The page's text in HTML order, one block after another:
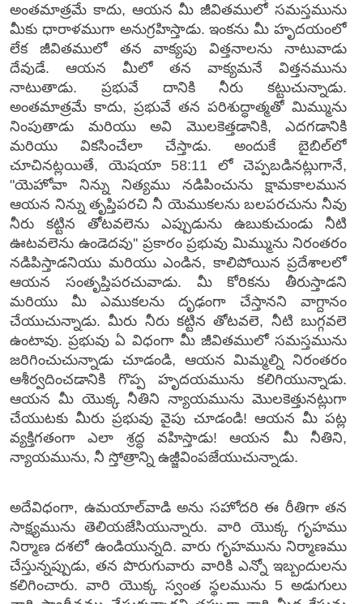
అంతమాత్రమే కాదు, ఆయన మీ జీవితములో సమస్తమును
మీకు ధారాళముగా అనుగ్రహిస్తాడు. ఇంకను మీ హృదయంలో
లేక జీవితములో తన వాక్యపు విత్తనాలను నాటువాడు
దేవుడే. ఆయన మీలో తన వాక్యమనే విత్తనమును
నాటుతాడు. ప్రభువే దానికి నీరు కట్టుచున్నాడు.
అంతమాత్రమే కాదు, ప్రభువే తన పరిశుద్ధాత్మతో మిమ్మును
నింపుతాడు మరియు అవి మొలకెత్తడానికి, ఎదగడానికి
మరియు వికసించేలా చేస్తాడు. అందుకే బైబిల్‌లో
చూచినట్లయితే, యెషయా 58:11 లో చెప్పబడినట్లుగానే,
"యెహోవా నిన్ను నిత్యము నడిపించును క్షామకాలమున
ఆయన నిన్ను తృప్తిపరచి నీ యెముకలను బలపరచును నీవు
నీరు కట్టిన తోటవలెను ఎప్పుడును ఉబుకుచుండు నీటి
ఊటవలెను ఉండెదవు'' ప్రకారం ప్రభువు మిమ్మును నిరంతరం
నడిపిస్తాడనియు మరియు ఎండిన, కాలిపోయిన ప్రదేశాలలో
ఆయన సంతృప్తిపరచువాడు. మీ కోరికను తీరుస్తాడని
మరియు మీ ఎముకలను దృఢంగా చేస్తానని వాగ్దానం
చేయుచున్నాడు. మీరు నీరు కట్టిన తోటవలె, నీటి బుగ్గవలె
ఉంటావు. ప్రభువు ఏ విధంగా మీ జీవితములో సమస్తమును
జరిగించుచున్నాడు చూడండి, ఆయన మిమ్మల్ని నిరంతరం
ఆశీర్వదించడానికి గొప్ప హృదయమును కలిగియున్నాడు.
ఆయన మీ యొక్క నీతిని న్యాయమును మొలకెత్తునట్లుగా
చేయుటకు మీరు ప్రభువు వైపు చూడండి! ఆయన మీ పట్ల
వ్యక్తిగతంగా ఎలా శ్రద్ధ వహిస్తాడు! ఆయన మీ నీతిని,
న్యాయమును, నీ స్తోత్రాన్ని ఉజ్జీవింపజేయుచున్నాడు.
అదేవిధంగా, ఉమయాల్‌వాడి అను సహోదరి ఈ రీతిగా తన
సాక్ష్యమును తెలియజేసియున్నారు. వారి యొక్క గృహము
నిర్మాణ దశలో ఉండియున్నది. వారు గృహమును నిర్మాణము
చేస్తున్నప్పుడు, తన పొరుగువారు వారికి ఎన్నో ఇబ్బందులను
కలిగించారు. వారి యొక్క స్వంత స్థలమును 5 అడుగులు